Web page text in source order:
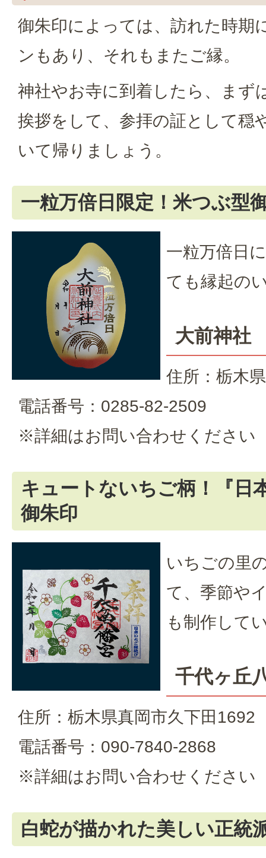
御朱印によっては、訪れた時期
ンもあり、それもまたご縁。
神社やお寺に到着したら、まず
挨拶をして、参拝の証として穏
いて帰りましょう。
一粒万倍日限定！米つぶ型
一粒万倍日
ても縁起の
大前神社
住所：栃木
電話番号：0285-82-2509
※詳細はお問い合わせください
キュートないちご柄！『日
御朱印
いちごの里
て、季節や
も制作して
千代ヶ丘
住所：栃木県真岡市久下田1692
電話番号：090-7840-2868
※詳細はお問い合わせください
白蛇が描かれた美しい正統